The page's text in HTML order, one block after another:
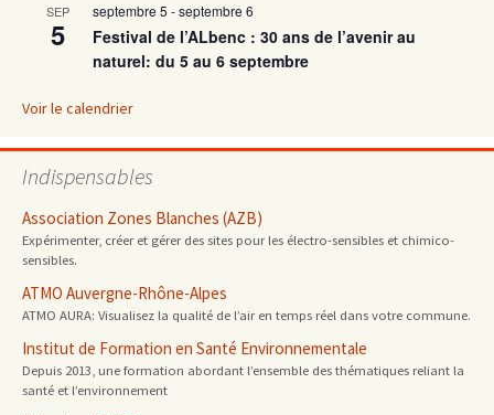
SEP
5
septembre 5 -septembre 6
Festival de l’ALbenc : 30 ans de l’avenir au
naturel: du 5 au 6 septembre
Voir le calendrier
Indispensables
Association Zones Blanches (AZB)
Expérimenter, créer et gérer des sites pour les électro-sensibles et chimico-
sensibles.
ATMO Auvergne-Rhône-Alpes
ATMO AURA: Visualisez la qualité de l’air en temps réel dans votre commune.
Institut de Formation en Santé Environnementale
Depuis 2013, une formation abordant l’ensemble des thématiques reliant la
santé et l’environnement